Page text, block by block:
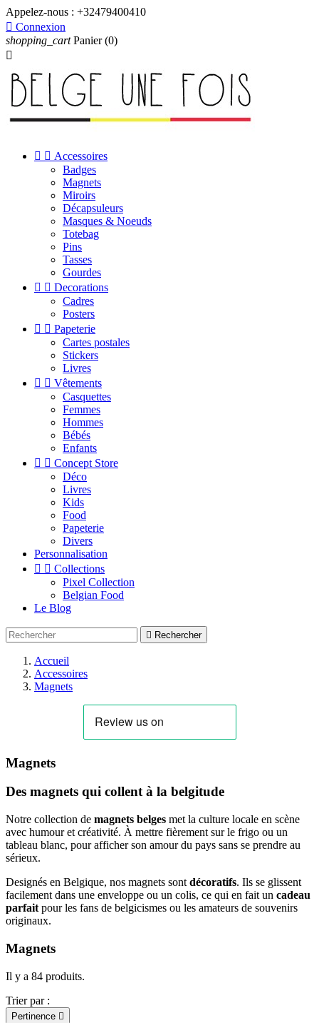
Appelez-nous : +32479400410
 Connexion
shopping_cart Panier (0)

  Accessoires
Badges
Magnets
Miroirs
Décapsuleurs
Masques & Noeuds
Totebag
Pins
Tasses
Gourdes
  Decorations
Cadres
Posters
  Papeterie
Cartes postales
Stickers
Livres
  Vêtements
Casquettes
Femmes
Hommes
Bébés
Enfants
  Concept Store
Déco
Livres
Kids
Food
Papeterie
Divers
Personnalisation
  Collections
Pixel Collection
Belgian Food
Le Blog
 Rechercher
Accueil
Accessoires
Magnets
Magnets
Des magnets qui collent à la belgitude
Notre collection de magnets belges met la culture locale en scène
avec humour et créativité. À mettre fièrement sur le frigo ou un
tableau blanc, pour afficher son amour du pays sans se prendre au
sérieux.
Designés en Belgique, nos magnets sont décoratifs. Ils se glissent
facilement dans une enveloppe ou un colis, ce qui en fait un cadeau
parfait pour les fans de belgicismes ou les amateurs de souvenirs
originaux.
Magnets
Il y a 84 produits.
Trier par :
Pertinence 